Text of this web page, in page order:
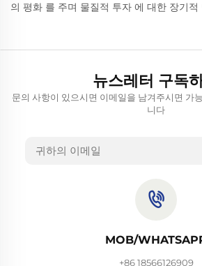
의 평화 를 주며 물질적 투자 에 대한 장기적
뉴스레터 구독
문의 사항이 있으시면 이메일을 남겨주시면 가
니다
MOB/
+86 18566126909